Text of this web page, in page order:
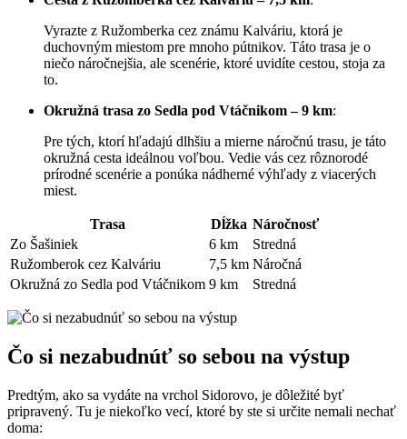
Vyrazte z Ružomberka cez známu Kalváriu, ktorá je
duchovným miestom pre mnoho pútnikov. Táto trasa je o
niečo náročnejšia, ale scenérie, ktoré uvidíte cestou, stoja za
to.
Okružná trasa zo Sedla pod Vtáčnikom – 9 km:
Pre tých, ktorí hľadajú dlhšiu a mierne náročnú trasu, je táto
okružná cesta ideálnou voľbou. Vedie vás cez rôznorodé
prírodné scenérie a ponúka nádherné výhľady z viacerých
miest.
Trasa Dĺžka Náročnosť
Zo Šašiniek
6 km
Stredná
Ružomberok cez Kalváriu
7,5 km Náročná
Okružná zo Sedla pod Vtáčnikom 9 km Stredná
Čo si nezabudnúť so sebou na výstup
Predtým, ako sa vydáte na vrchol Sidorovo, je dôležité byť
pripravený. Tu je niekoľko vecí, ktoré by ste si určite nemali nechať
doma: